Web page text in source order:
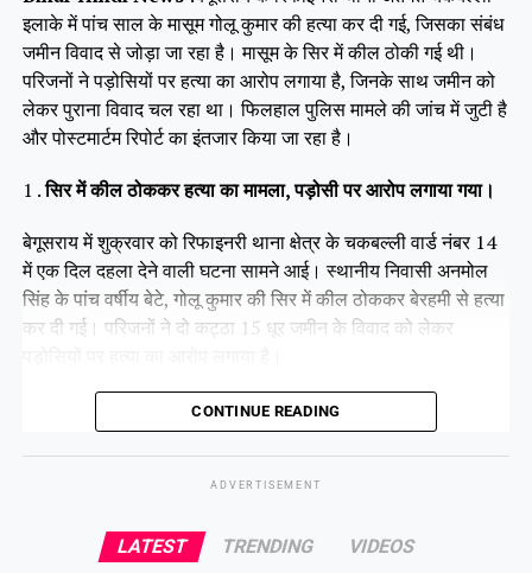
इलाके में पांच साल के मासूम गोलू कुमार की हत्या कर दी गई, जिसका संबंध
जमीन विवाद से जोड़ा जा रहा है। मासूम के सिर में कील ठोकी गई थी।
परिजनों ने पड़ोसियों पर हत्या का आरोप लगाया है, जिनके साथ जमीन को
लेकर पुराना विवाद चल रहा था। फिलहाल पुलिस मामले की जांच में जुटी है
और पोस्टमार्टम रिपोर्ट का इंतजार किया जा रहा है।
1 .सिर में कील ठोककर हत्या का मामला, पड़ोसी पर आरोप लगाया गया।
बेगूसराय में शुक्रवार को रिफाइनरी थाना क्षेत्र के चकबल्ली वार्ड नंबर 14
में एक दिल दहला देने वाली घटना सामने आई। स्थानीय निवासी अनमोल
सिंह के पांच वर्षीय बेटे, गोलू कुमार की सिर में कील ठोककर बेरहमी से हत्या
कर दी गई। परिजनों ने दो कट्ठा 15 धूर जमीन के विवाद को लेकर
X
CONTINUE READING
ADVERTISEMENT
LATEST TRENDING VIDEOS